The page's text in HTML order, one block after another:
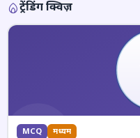
ट्रेंडिंग क्विज़
MCQ मध्यम